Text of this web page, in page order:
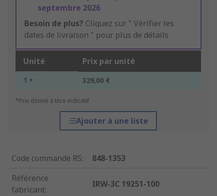
septembre 2026
Besoin de plus? Cliquez sur " Vérifier les
dates de livraison " pour plus de détails
Unité Prix par unité
1 + 329,00 €
*Prix donné à titre indicatif
Ajouter à une liste
Code commande RS:
848-1353
Référence
fabricant:
IRW-3C 19251-100